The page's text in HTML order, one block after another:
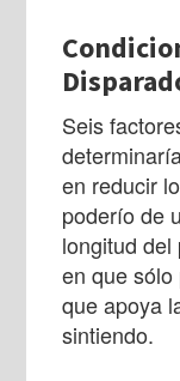
Seis
en reducir
poderío de
longitud
en que
que apoya
sintiendo.